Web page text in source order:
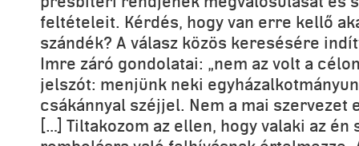
feltételeit. Kérdés, hogy van erre kellő
szándék? A válasz közös keresésére
Imre záró gondolatai: „nem az volt a
jelszót: menjünk neki
csákánnyal széjjel. Nem a mai szervezet
[…] Tiltakozom az ellen, hogy valaki az én